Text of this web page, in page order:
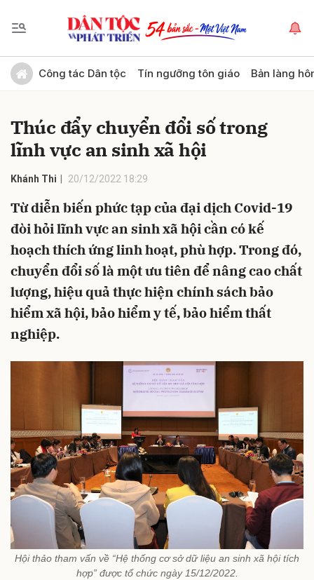
Công tác Dân tộc Tín ngưỡng tôn giáo Bản làng
Thúc đẩy chuyển đổi số trong
lĩnh vực an sinh xã hội
Khánh Thi 20/12/2022 18:29
Từ diễn biến phức tạp của đại dịch Covid-19
đòi hỏi lĩnh vực an sinh xã hội cần có kế
hoạch thích ứng linh hoạt, phù hợp. Trong đó,
chuyển đổi số là một ưu tiên để nâng cao chất
lượng, hiệu quả thực hiện chính sách bảo
hiểm xã hội, bảo hiểm y tế, bảo hiểm thất
nghiệp.
Hội thảo tham vấn về “Hệ thống cơ sở dữ liệu an sinh xã hội tích
hợp” được tổ chức ngày 15/12/2022.
Gửi bình luận
Hủy Gửi